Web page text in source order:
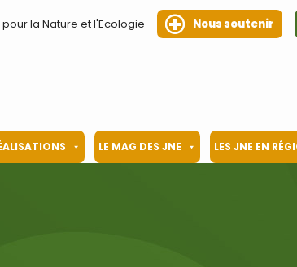
la Nature et l'Ecologie Nous soutenir
LE MAG DES JNE LES JNE EN